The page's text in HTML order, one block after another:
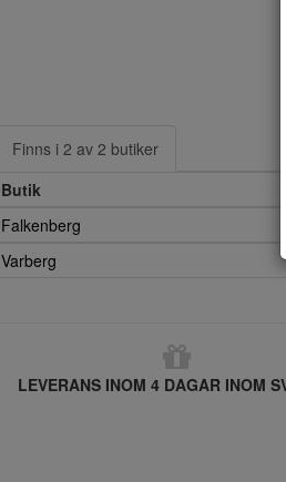
Finns i 2 av 2 butiker
Butik
Falkenberg
Varberg
LEVERANS INOM 4 DAGAR INOM